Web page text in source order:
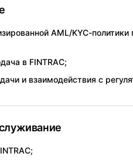
AML/KYC-политики
в FINTRAC;
и взаимодействия с